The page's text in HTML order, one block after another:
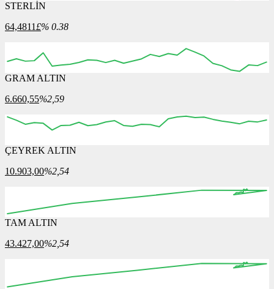
STERLİN
64,4811£% 0.38
GRAM ALTIN
6.660,55%2,59
ÇEYREK ALTIN
10.903,00%2,54
TAM ALTIN
43.427,00%2,54